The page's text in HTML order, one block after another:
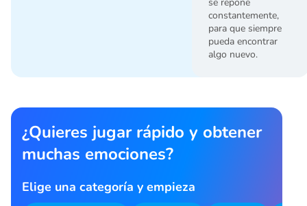
constantemente,
para que siempre
pueda encontrar
algo nuevo.
¿Quieres jugar rápido y obtener
muchas emociones?
Elige una categoría y empieza